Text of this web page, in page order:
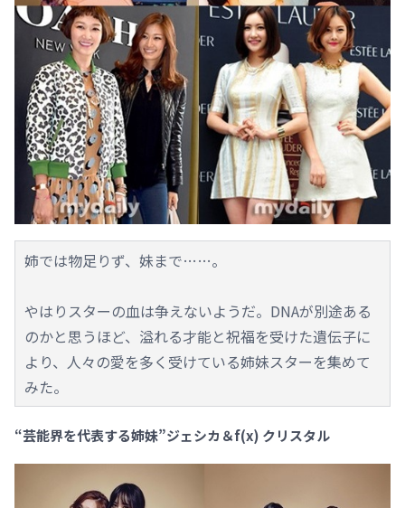
姉では物足りず、妹まで……。
やはりスターの血は争えないようだ。DNAが別途ある
のかと思うほど、溢れる才能と祝福を受けた遺伝子に
より、人々の愛を多く受けている姉妹スターを集めて
みた。
“芸能界を代表する姉妹”ジェシカ＆f(x) クリスタル